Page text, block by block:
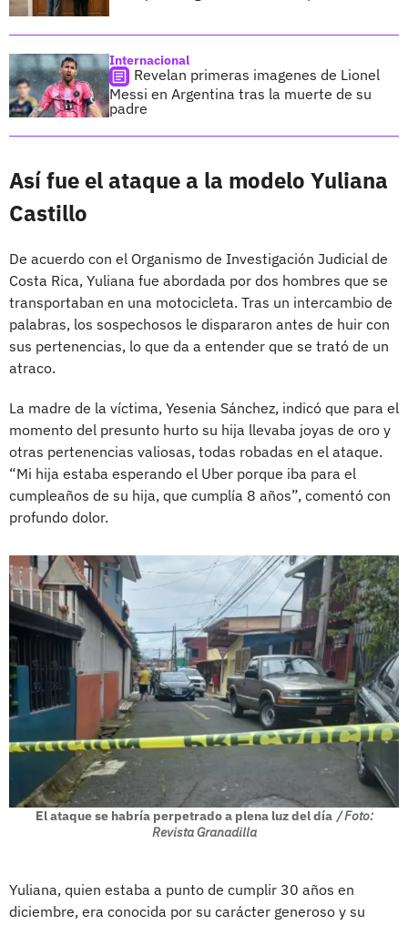
Internacional
Revelan primeras imagenes de Lionel
Messi en Argentina tras la muerte de su
padre
Así fue el ataque a la modelo Yuliana
Castillo
De acuerdo con el Organismo de Investigación Judicial de
Costa Rica, Yuliana fue abordada por dos hombres que se
transportaban en una motocicleta. Tras un intercambio de
palabras, los sospechosos le dispararon antes de huir con
sus pertenencias, lo que da a entender que se trató de un
atraco.
La madre de la víctima, Yesenia Sánchez, indicó que para el
momento del presunto hurto su hija llevaba joyas de oro y
otras pertenencias valiosas, todas robadas en el ataque.
“Mi hija estaba esperando el Uber porque iba para el
cumpleaños de su hija, que cumplía 8 años”, comentó con
profundo dolor.
El ataque se habría perpetrado a plena luz del día / Foto:
Revista Granadilla
Yuliana, quien estaba a punto de cumplir 30 años en
diciembre, era conocida por su carácter generoso y su